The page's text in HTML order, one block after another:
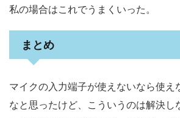
私の場合はこれでうまくいった。
まとめ
マイクの入力端子が使えないなら使え
なと思ったけど、こういうのは解決し